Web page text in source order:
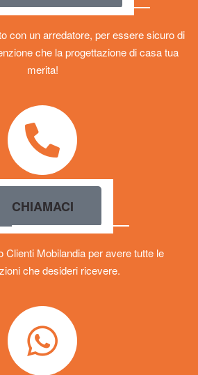
con un arredatore, per essere sicuro di
che la progettazione di casa tua
merita!
CHIAMACI
Clienti Mobilandia per avere tutte le
che desideri ricevere.